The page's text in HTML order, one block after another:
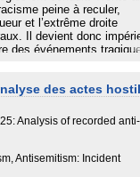
peine à reculer,
et l’extrême droite
Il devient donc
des événements
confrontations
des matrices ignorées
et que la recherche
savoirs, le récit
suggère de transmettre
non plus en partant
par l’analyse de leur
des actes
Analysis of recorded anti-
Antisemitism: Incident